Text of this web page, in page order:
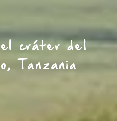
cráter del
Tanzania